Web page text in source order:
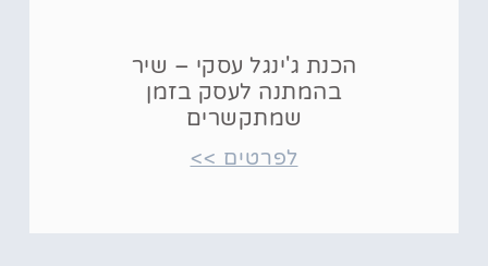
הכנת ג'ינגל עסקי – שיר
בהמתנה לעסק בזמן
שמתקשרים
לפרטים >>